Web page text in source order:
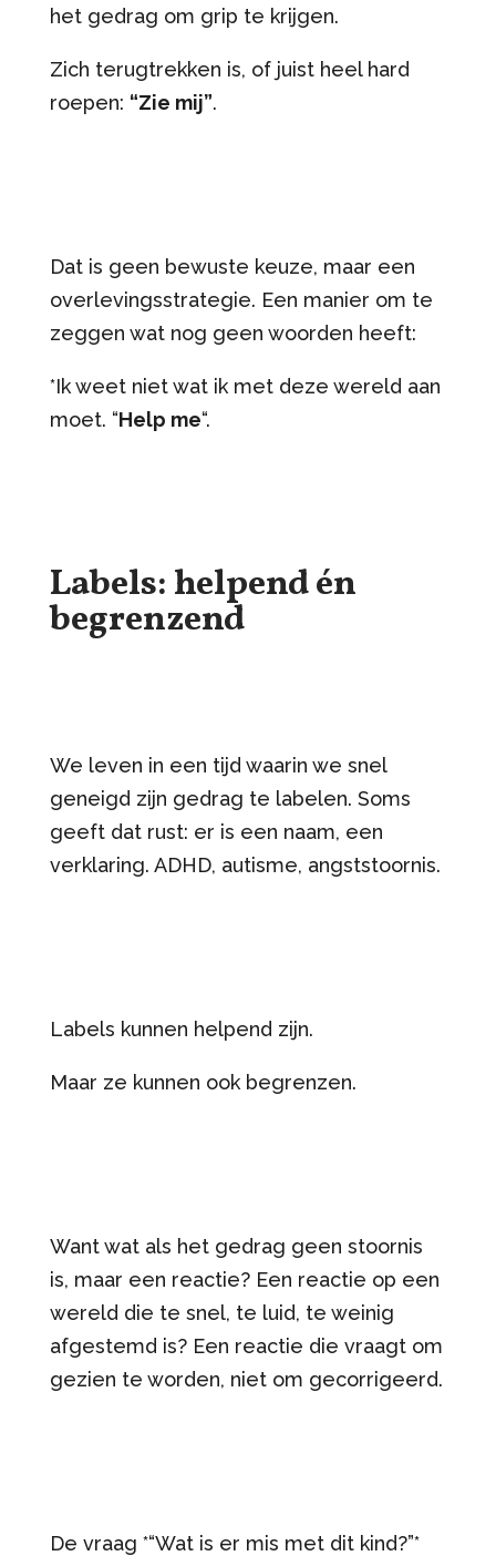
het gedrag om grip te krijgen.
Zich terugtrekken is, of juist heel hard
roepen: “Zie mij”.
Dat is geen bewuste keuze, maar een
overlevingsstrategie. Een manier om te
zeggen wat nog geen woorden heeft:
*Ik weet niet wat ik met deze wereld aan
moet. “Help me“.
Labels: helpend én
begrenzend
We leven in een tijd waarin we snel
geneigd zijn gedrag te labelen. Soms
geeft dat rust: er is een naam, een
verklaring. ADHD, autisme, angststoornis.
Labels kunnen helpend zijn.
Maar ze kunnen ook begrenzen.
Want wat als het gedrag geen stoornis
is, maar een reactie? Een reactie op een
wereld die te snel, te luid, te weinig
afgestemd is? Een reactie die vraagt om
gezien te worden, niet om gecorrigeerd.
De vraag *“Wat is er mis met dit kind?”*